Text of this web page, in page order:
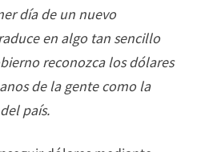
día de un nuevo
en algo tan sencillo
reconozca los dólares
de la gente como la
país.